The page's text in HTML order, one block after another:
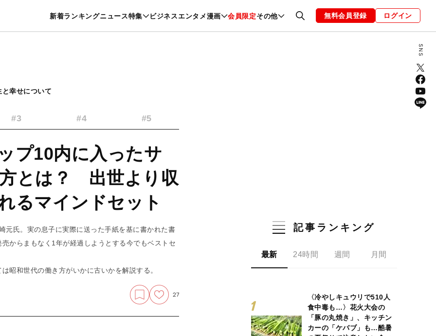
新着ランキングニュース特集 ビジネスエンタメ漫画 会員限定その他
暮らし スポーツ ヘルスケア 美容 グルメ ファッション 恋愛・結婚 編集部 お知らせ
無料会員登録 ログイン
幸せについて
#3 #4 #5
プ10内に入ったサ
とは？ 出世より収
るマインドセット
元氏。実の息子に実際に送った手紙を基に書かれた書
からまもなく1年が経過しようとする今でもベストセ
昭和世代の働き方がいかに古いかを解説する。
27
記事ランキング
最新 24時間 週間 月間
〈冷やしキュウリで510人
食中毒も…〉花火大会の
「豚の丸焼き」、キッチン
カーの「ケバブ」も…酷暑